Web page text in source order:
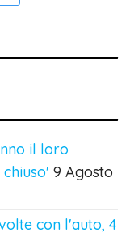
il loro
9 Agosto
con l'auto, 4